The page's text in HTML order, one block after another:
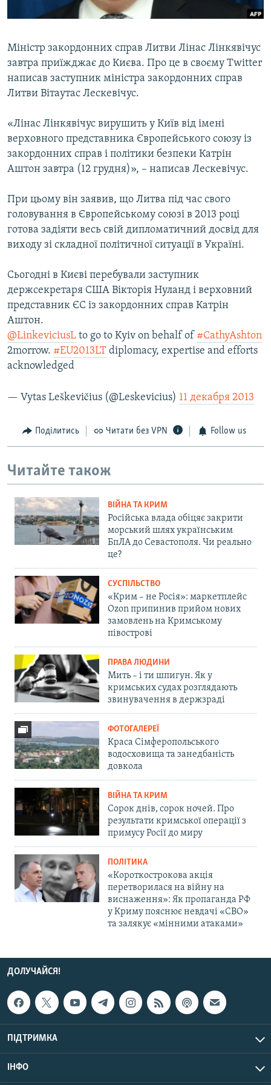
ВІДЕОУРОКИ «ELIFBE»
УКРАЇНСЬКА ПРОБЛЕМА КРИМУ
ІНФОГРАФІКА
Русский
Qırımtatar
ДОЛУЧАЙСЯ!
Усі сайти RFE/RL
Міністр закордонних справ Литви Лінас Лінкявічус
завтра приїжджає до Києва. Про це в своєму Twitter
написав заступник міністра закордонних справ
Литви Вітаутас Лескевічус.
«Лінас Лінкявічус вирушить у Київ від імені
верховного представника Європейського союзу із
закордонних справ і політики безпеки Катрін
Аштон завтра (12 грудня)», – написав Лескевічус.
При цьому він заявив, що Литва під час свого
головування в Європейському союзі в 2013 році
готова задіяти весь свій дипломатичний досвід для
виходу зі складної політичної ситуації в Україні.
Сьогодні в Києві перебували заступник
держсекретаря США Вікторія Нуланд і верховний
представник ЄС із закордонних справ Катрін
Аштон.
@LinkeviciusL to go to Kyiv on behalf of #CathyAshton
2morrow. #EU2013LT diplomacy, expertise and efforts
acknowledged
— Vytas Leškevičius (@Leskevicius) 11 декабря 2013
Поділитись Читати без VPN Follow us
Читайте також
ВІЙНА ТА КРИМ
Російська влада обіцяє закрити
морський шлях українським
БпЛА до Севастополя. Чи реально
це?
СУСПІЛЬСТВО
«Крим – не Росія»: маркетплейс
Ozon припинив прийом нових
замовлень на Кримському
півострові
ПРАВА ЛЮДИНИ
Мить – і ти шпигун. Як у
кримських судах розглядають
звинувачення в держзраді
ФОТОГАЛЕРЕЇ
Краса Сімферопольського
водосховища та занедбаність
довкола
ВІЙНА ТА КРИМ
Сорок днів, сорок ночей. Про
результати кримської операції з
примусу Росії до миру
ПОЛІТИКА
«Короткострокова акція
перетворилася на війну на
виснаження»: Як пропаганда РФ
у Криму пояснює невдачі «СВО»
та залякує «мінними атаками»
ДОЛУЧАЙСЯ!
ПІДТРИМКА
ІНФО